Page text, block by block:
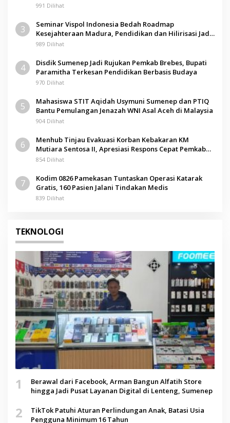
991 Dilihat
3
Seminar Vispol Indonesia Bedah Roadmap
Kesejahteraan Madura, Pendidikan dan Hilirisasi Jadi
Kunci
989 Dilihat
4
Disdik Sumenep Jadi Rujukan Pemkab Brebes, Bupati
Paramitha Terkesan Pendidikan Berbasis Budaya
970 Dilihat
5
Mahasiswa STIT Aqidah Usymuni Sumenep dan PTIQ
Bantu Pemulangan Jenazah WNI Asal Aceh di Malaysia
904 Dilihat
6
Menhub Tinjau Evakuasi Korban Kebakaran KM
Mutiara Sentosa II, Apresiasi Respons Cepat Pemkab
Sumenep
854 Dilihat
7
Kodim 0826 Pamekasan Tuntaskan Operasi Katarak
Gratis, 160 Pasien Jalani Tindakan Medis
839 Dilihat
TEKNOLOGI
1
Berawal dari Facebook, Arman Bangun Alfatih Store
hingga Jadi Pusat Layanan Digital di Lenteng, Sumenep
2
TikTok Patuhi Aturan Perlindungan Anak, Batasi Usia
Pengguna Minimum 16 Tahun